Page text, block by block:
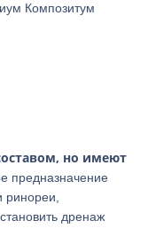
Композитум
но имеют
предназначение
ринореи,
дренаж